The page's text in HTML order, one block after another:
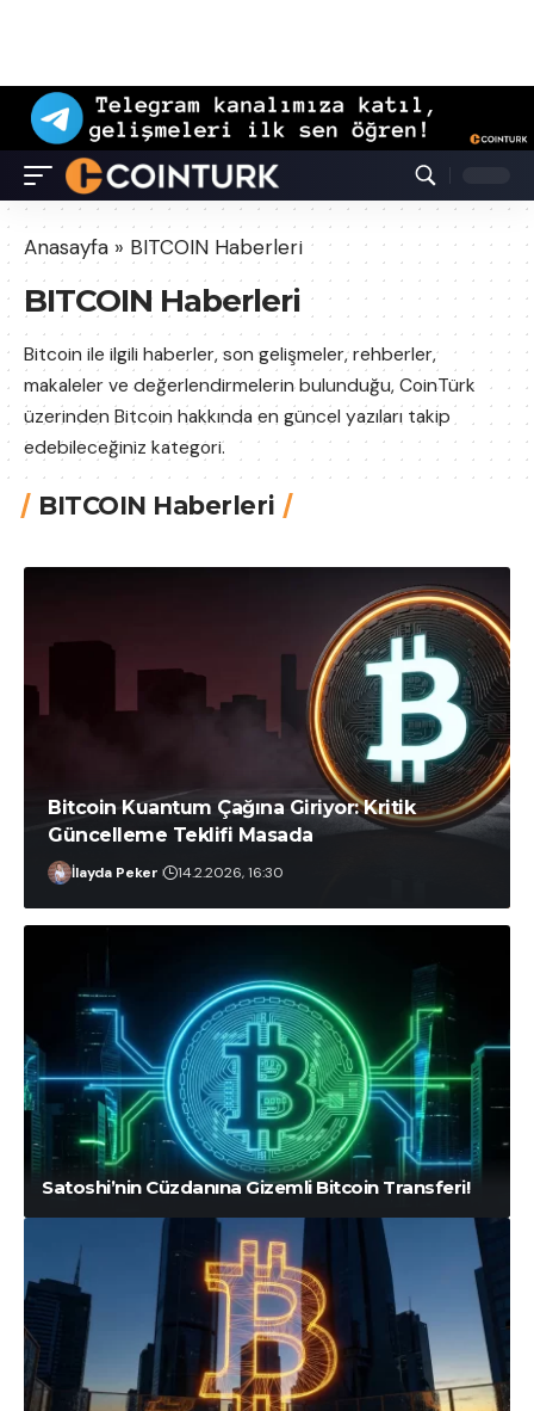
Anasayfa » BITCOIN Haberleri
BITCOIN Haberleri
Bitcoin ile ilgili haberler, son gelişmeler, rehberler,
makaleler ve değerlendirmelerin bulunduğu, CoinTürk
üzerinden Bitcoin hakkında en güncel yazıları takip
edebileceğiniz kategori.
BITCOIN Haberleri
COINTURK 20.7.2026, 20:03
Bitcoin Kuantum Çağına Giriyor: Kritik
Güncelleme Teklifi Masada
İlayda Peker 14.2.2026, 16:30
Satoshi’nin Cüzdanına Gizemli Bitcoin Transferi!